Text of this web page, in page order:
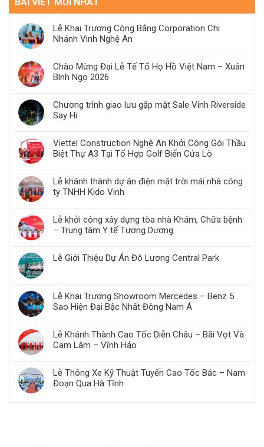
Lễ Khai Trương Công Bằng Corporation Chi
Nhánh Vinh Nghệ An
Chào Mừng Đại Lễ Tế Tổ Họ Hồ Việt Nam – Xuân
Bính Ngọ 2026
Chương trình giao lưu gặp mặt Sale Vinh Riverside
Say Hi
Viettel Construction Nghệ An Khởi Công Gói Thầu
Biệt Thự A3 Tại Tổ Hợp Golf Biển Cửa Lò
Lễ khánh thành dự án điện mặt trời mái nhà công
ty TNHH Kido Vinh
Lễ khởi công xây dựng tòa nhà Khám, Chữa bệnh
– Trung tâm Y tế Tương Dương
Lễ Giới Thiệu Dự Án Đô Lương Central Park
Lễ Khai Trương Showroom Mercedes – Benz 5
Sao Hiện Đại Bậc Nhất Đông Nam Á
Lễ Khánh Thành Cao Tốc Diễn Châu – Bãi Vọt Và
Cam Lâm – Vĩnh Hảo​
Lễ Thông Xe Kỹ Thuật Tuyến Cao Tốc Bắc – Nam
Đoạn Qua Hà Tĩnh